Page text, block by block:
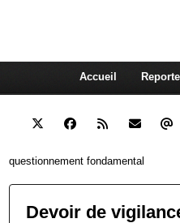
Accueil
questionnement fondamental
Devoir de